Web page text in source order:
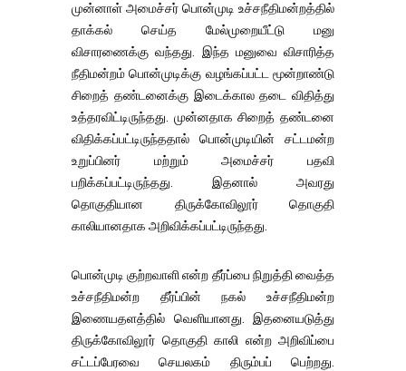
முன்னாள் அமைச்சர் பொன்முடி உச்சநீதிமன்றத்தில்
தாக்கல் செய்த மேல்முறையீட்டு மனு
விசாரணைக்கு வந்தது. இந்த மனுவை விசாரித்த
நீதிமன்றம் பொன்முடிக்கு வழங்கப்பட்ட மூன்றாண்டு
சிறைத் தண்டனைக்கு இடைக்கால தடை விதித்து
உத்தரவிட்டிருந்தது. முன்னதாக சிறைத் தண்டனை
விதிக்கப்பட்டிருந்ததால் பொன்முடியின் சட்டமன்ற
உறுப்பினர் மற்றும் அமைச்சர் பதவி
பறிக்கப்பட்டிருந்தது. இதனால் அவரது
தொகுதியான திருக்கோவிலூர் தொகுதி
காலியானதாக அறிவிக்கப்பட்டிருந்தது.
பொன்முடி குற்றவாளி என்ற தீர்ப்பை நிறுத்தி வைத்த
உச்சநீதிமன்ற தீர்ப்பின் நகல் உச்சநீதிமன்ற
இணையதளத்தில் வெளியானது. இதனையடுத்து
திருக்கோவிலூர் தொகுதி காலி என்ற அறிவிப்பை
சட்டப்பேரவை செயலகம் திரும்பப் பெற்றது.